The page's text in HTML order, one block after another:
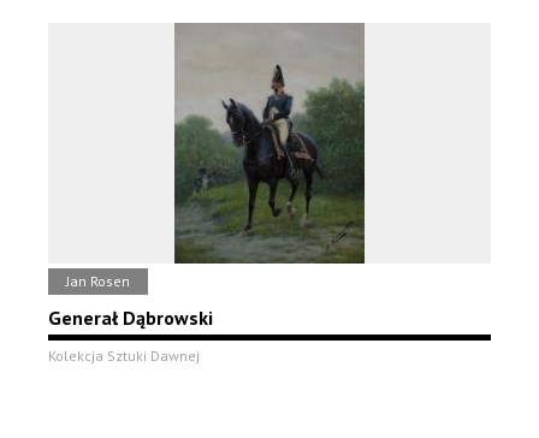
Jan Rosen
Generał Dąbrowski
Kolekcja Sztuki Dawnej